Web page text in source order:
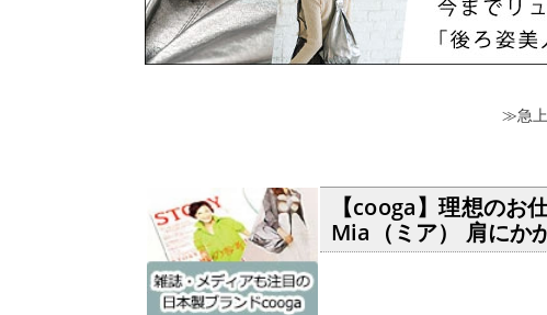
≫急
【cooga】理想の
Mia（ミア） 肩にか